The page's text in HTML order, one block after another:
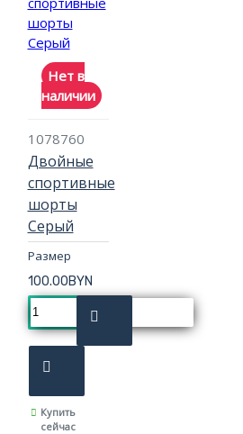
Нет в
наличии
1078760
Двойные
спортивные
шорты
Серый
Размер
100.00BYN
Купить
сейчас